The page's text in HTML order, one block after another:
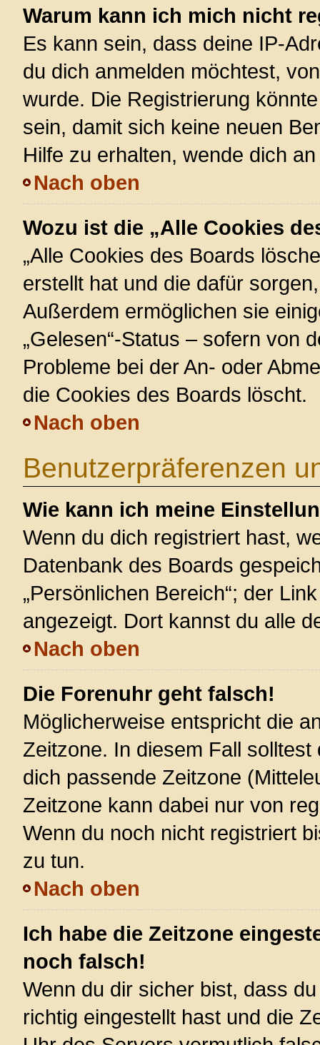
Warum kann ich mich nicht
Es kann sein, dass deine IP-
du dich anmelden möchtest,
wurde. Die Registrierung
sein, damit sich keine neuen
Hilfe zu erhalten, wende dich
Nach oben
Wozu ist die „Alle Cookies
„Alle Cookies des Boards
erstellt hat und die dafür
Außerdem ermöglichen sie
„Gelesen“-Status – sofern von
Probleme bei der An- oder
die Cookies des Boards löscht.
Nach oben
Benutzerpräferenzen
Wie kann ich meine
Wenn du dich registriert hast,
Datenbank des Boards
„Persönlichen Bereich“; der
angezeigt. Dort kannst du alle
Nach oben
Die Forenuhr geht falsch!
Möglicherweise entspricht die
Zeitzone. In diesem Fall solltest
dich passende Zeitzone
Zeitzone kann dabei nur von
Wenn du noch nicht registriert
zu tun.
Nach oben
Ich habe die Zeitzone
noch falsch!
Wenn du dir sicher bist, dass
richtig eingestellt hast und die